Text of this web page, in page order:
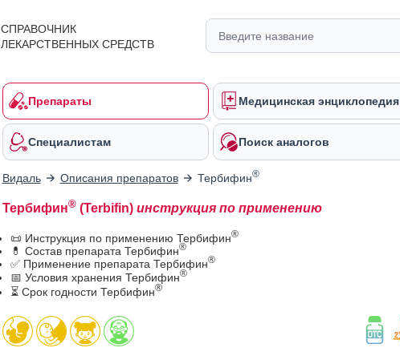
СПРАВОЧНИК
ЛЕКАРСТВЕННЫХ СРЕДСТВ
Препараты Медицинская энциклопедия
Специалистам Поиск аналогов
Видаль Описания препаратов Тербифин®
Тербифин®(Terbifin) инструкция по применению
📜 Инструкция по применению Тербифин®
💊 Состав препарата Тербифин®
✅ Применение препарата Тербифин®
📅 Условия хранения Тербифин®
⏳ Срок годности Тербифин®